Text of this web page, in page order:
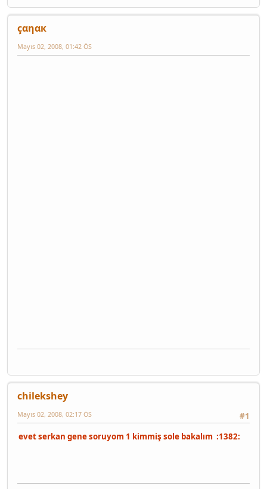
çαηαк
Mayıs 02, 2008, 01:42 ÖS
chilekshey
#1
Mayıs 02, 2008, 02:17 ÖS
evet serkan gene soruyom 1 kimmiş sole bakalım :1382: